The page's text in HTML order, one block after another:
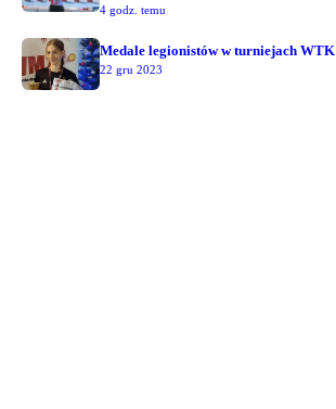
4 godz. temu
Medale legionistów w turniejach WTK
22 gru 2023